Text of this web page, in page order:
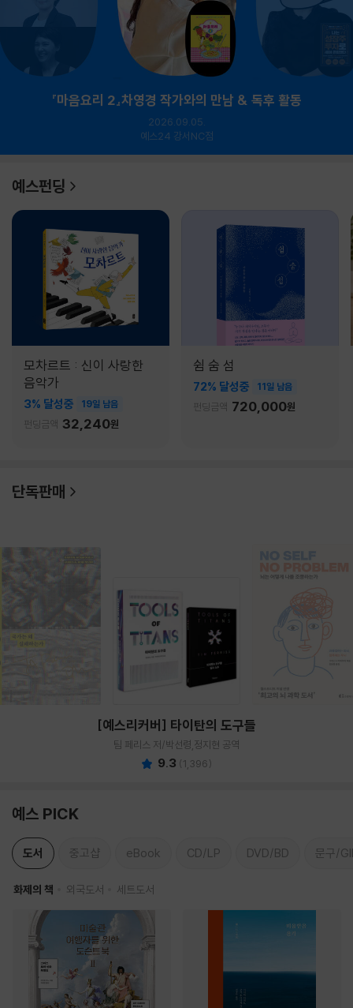
『마음요리 2』차영경 작가와의 만남 & 독후 활동
2026.09.05.
예스24 강서NC점
예스펀딩
모차르트 : 신이 사랑한
음악가
3% 달성중 19일 남음
펀딩금액 32,240원
쉼 숨 섬
72% 달성중 11일 남음
펀딩금액 720,000원
단독판매
[예스리커버] 타이탄의 도구들
팀 페리스 저/박선령,정지현 공역
9.3 (1,396)
예스 PICK
도서 중고샵 eBook CD/LP DVD/BD 문구/
화제의 책 외국도서 세트도서